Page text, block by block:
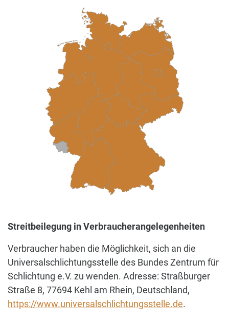
Streitbeilegung in Verbraucherangelegenheiten
Verbraucher haben die Möglichkeit, sich an die
Universalschlichtungsstelle des Bundes Zentrum für
Schlichtung e.V. zu wenden. Adresse: Straßburger
Straße 8, 77694 Kehl am Rhein, Deutschland,
https://www.universalschlichtungsstelle.de.